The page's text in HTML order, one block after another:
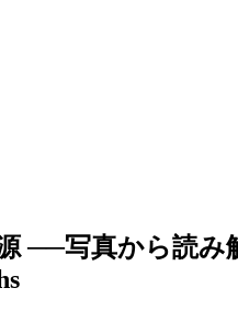
──写真から読み